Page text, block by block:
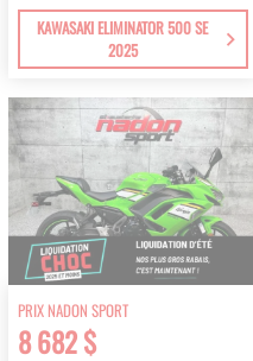
KAWASAKI ELIMINATOR 500 SE
2025
PRIX NADON SPORT
8 682 $